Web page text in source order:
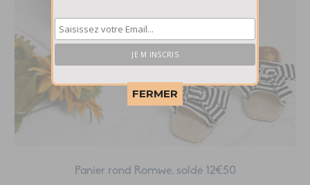
Panier rond Romwe, soldé 12€50
This popup will close in:58
FERMER